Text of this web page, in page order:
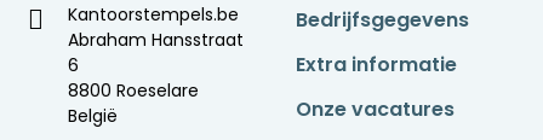
Kantoorstempels.be
Abraham Hansstraat
6
8800 Roeselare
België
Bedrijfsgegevens
Extra informatie
Onze vacatures